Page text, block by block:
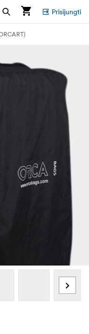
Prisijungti